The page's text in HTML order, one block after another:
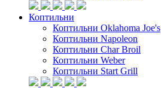
Коптильни
Коптильни Oklahoma Joe's
Коптильни Napoleon
Коптильни Char Broil
Коптильни Weber
Коптильни Start Grill